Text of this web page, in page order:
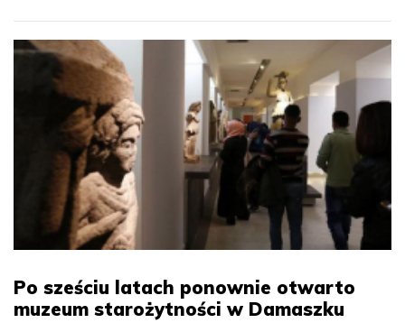
Po sześciu latach ponownie otwarto
muzeum starożytności w Damaszku